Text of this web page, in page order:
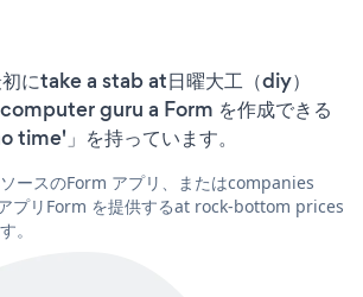
にtake a stab at日曜大工（diy）
guru a Form を作成できる
time'」を持っています。
ースのForm アプリ、またはcompanies
プリForm を提供するat rock-bottom prices
。